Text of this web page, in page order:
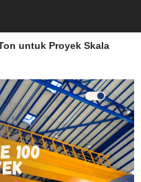
untuk Proyek Skala